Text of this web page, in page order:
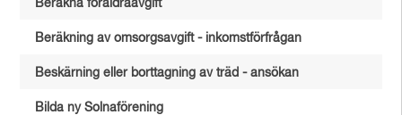
Beräkna föräldraavgift
Beräkning av omsorgsavgift - inkomstförfrågan
Beskärning eller borttagning av träd - ansökan
Bilda ny Solnaförening